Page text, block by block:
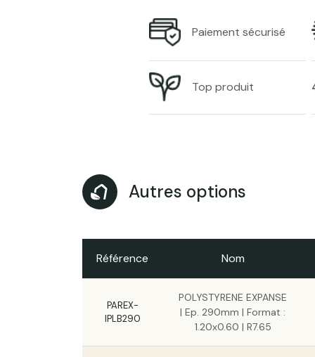
Paiement sécurisé
Top produit
Autres options
Référence Nom
PAREX-
IPLB290
POLYSTYRENE EXPANSE
| Ep. 290mm | Format :
1.20x0.60 | R7.65